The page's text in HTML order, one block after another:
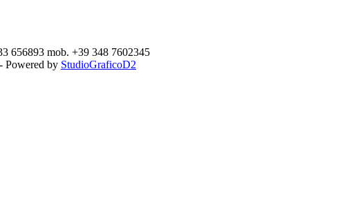
656893 mob. +39 348 7602345
Powered by StudioGraficoD2